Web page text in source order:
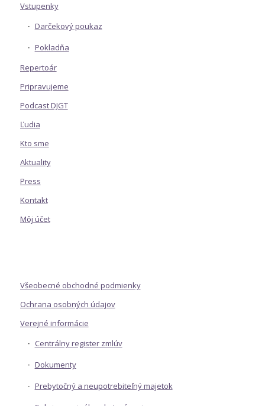
Vstupenky
Darčekový poukaz
Pokladňa
Repertoár
Pripravujeme
Podcast DJGT
Ľudia
Kto sme
Aktuality
Press
Kontakt
Môj účet
Všeobecné obchodné podmienky
Ochrana osobných údajov
Verejné informácie
Centrálny register zmlúv
Dokumenty
Prebytočný a neupotrebiteľný majetok